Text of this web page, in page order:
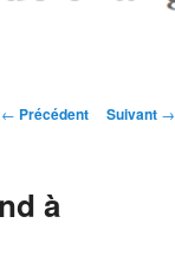
Navigation des
← Précédent Suivant →
à